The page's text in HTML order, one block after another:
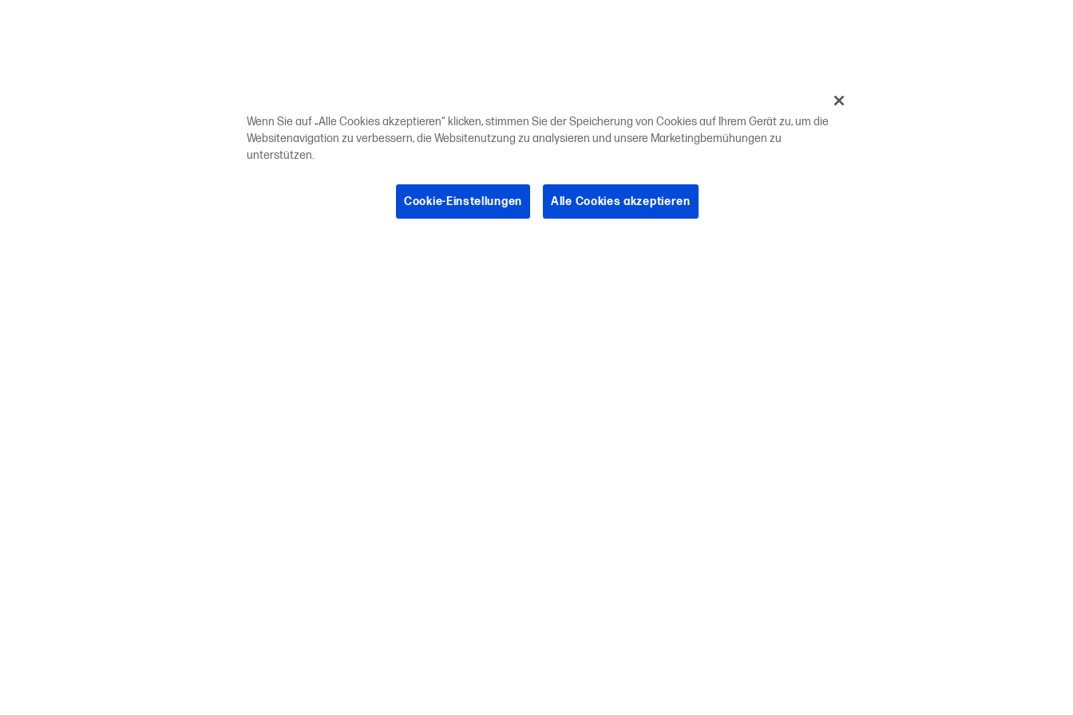
Wenn Sie auf „Alle Cookies akzeptieren“ klicken, stimmen Sie der Speicherung von Cookies auf Ihrem Gerät zu, um die
Websitenavigation zu verbessern, die Websitenutzung zu analysieren und unsere Marketingbemühungen zu
unterstützen.
Cookie-Einstellungen Alle Cookies akzeptieren